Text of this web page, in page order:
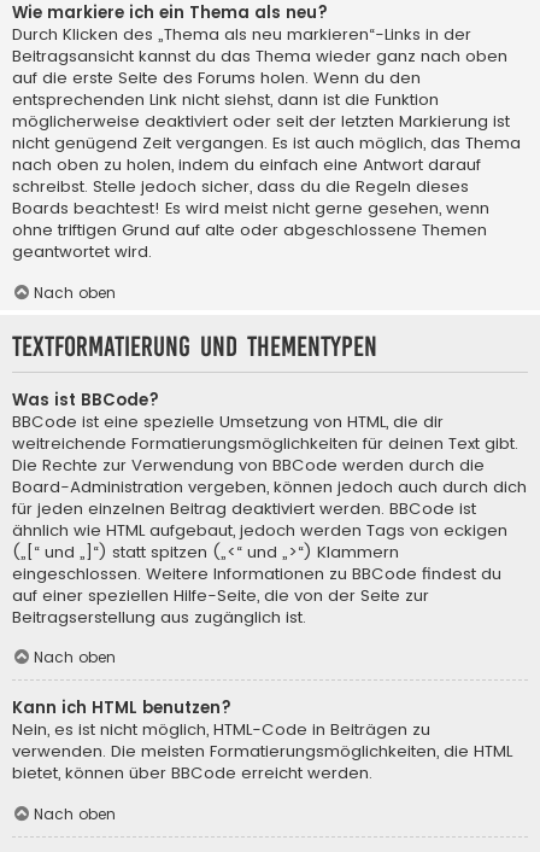
Wie markiere ich ein Thema als neu?
Durch Klicken des „Thema als neu markieren“-Links in der
Beitragsansicht kannst du das Thema wieder ganz nach oben
auf die erste Seite des Forums holen. Wenn du den
entsprechenden Link nicht siehst, dann ist die Funktion
möglicherweise deaktiviert oder seit der letzten Markierung ist
nicht genügend Zeit vergangen. Es ist auch möglich, das Thema
nach oben zu holen, indem du einfach eine Antwort darauf
schreibst. Stelle jedoch sicher, dass du die Regeln dieses
Boards beachtest! Es wird meist nicht gerne gesehen, wenn
ohne triftigen Grund auf alte oder abgeschlossene Themen
geantwortet wird.
Nach oben
Textformatierung und Thementypen
Was ist BBCode?
BBCode ist eine spezielle Umsetzung von HTML, die dir
weitreichende Formatierungsmöglichkeiten für deinen Text gibt.
Die Rechte zur Verwendung von BBCode werden durch die
Board-Administration vergeben, können jedoch auch durch dich
für jeden einzelnen Beitrag deaktiviert werden. BBCode ist
ähnlich wie HTML aufgebaut, jedoch werden Tags von eckigen
(„[“ und „]“) statt spitzen („<“ und „>“) Klammern
eingeschlossen. Weitere Informationen zu BBCode findest du
auf einer speziellen Hilfe-Seite, die von der Seite zur
Beitragserstellung aus zugänglich ist.
Nach oben
Kann ich HTML benutzen?
Nein, es ist nicht möglich, HTML-Code in Beiträgen zu
verwenden. Die meisten Formatierungsmöglichkeiten, die HTML
bietet, können über BBCode erreicht werden.
Nach oben